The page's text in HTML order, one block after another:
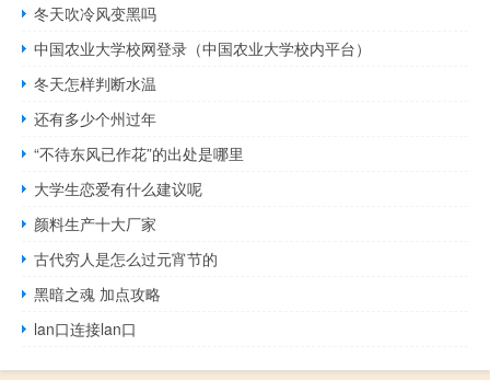
冬天吹冷风变黑吗
中国农业大学校网登录（中国农业大学校内平台）
冬天怎样判断水温
还有多少个州过年
“不待东风已作花”的出处是哪里
大学生恋爱有什么建议呢
颜料生产十大厂家
古代穷人是怎么过元宵节的
黑暗之魂 加点攻略
lan口连接lan口